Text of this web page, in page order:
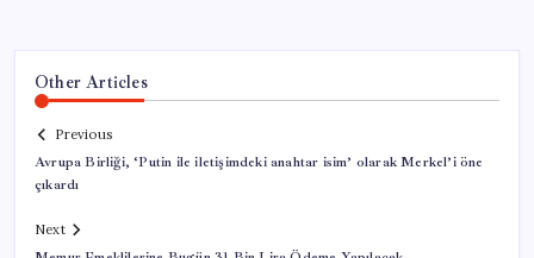
Other Articles
Previous
Avrupa Birliği, ‘Putin ile iletişimdeki anahtar isim’ olarak Merkel’i öne
çıkardı
Next